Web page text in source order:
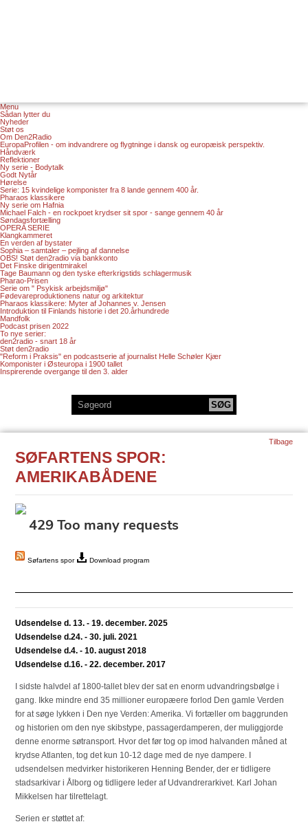
Menu
Sådan lytter du
Nyheder
Støt os
Om Den2Radio
EuropaProfilen - om indvandrere og flygtninge i dansk og europæisk perspektiv.
Håndværk
Reflektioner
Ny serie - Bodytalk
Godt Nytår
Hørelse
Serie: 15 kvindelige komponister fra 8 lande gennem 400 år.
Pharaos klassikere
Ny serie om Hafnia
Michael Falch - en rockpoet krydser sit spor - sange gennem 40 år
Søndagsfortælling
OPERA SERIE
Klangkammeret
En verden af bystater
Sophia – samtaler – pejling af dannelse
OBS! Støt den2radio via bankkonto
Det Finske dirigentmirakel
Tage Baumann og den tyske efterkrigstids schlagermusik
Pharao-Prisen
Serie om " Psykisk arbejdsmiljø"
Fødevareproduktionens natur og arkitektur
Pharaos klassikere: Myter af Johannes v. Jensen
Introduktion til Finlands historie i det 20.århundrede
Mandfolk
Podcast prisen 2022
To nye serier:
den2radio - snart 18 år
Støt den2radio
"Reform i Praksis" en podcastserie af journalist Helle Schøler Kjær
Komponister i Østeuropa i 1900 tallet
Inspirerende overgange til den 3. alder
SØFARTENS SPOR:
AMERIKABÅDENE
Søfartens spor Download program
Udsendelse d. 13. - 19. december. 2025
Udsendelse d.24. - 30. juli. 2021
Udsendelse d.4. - 10. august 2018
Udsendelse d.16. - 22. december. 2017
I sidste halvdel af 1800-tallet blev der sat en enorm udvandringsbølge i
gang. Ikke mindre end 35 millioner europæere forlod Den gamle Verden
for at søge lykken i Den nye Verden: Amerika. Vi fortæller om baggrunden
og historien om den nye skibstype, passagerdamperen, der muliggjorde
denne enorme søtransport. Hvor det før tog op imod halvanden måned at
krydse Atlanten, tog det kun 10-12 dage med de nye dampere. I
udsendelsen medvirker historikeren Henning Bender, der er tidligere
stadsarkivar i Ålborg og tidligere leder af Udvandrerarkivet. Karl Johan
Mikkelsen har tilrettelagt.
Serien er støttet af:
Tilbage